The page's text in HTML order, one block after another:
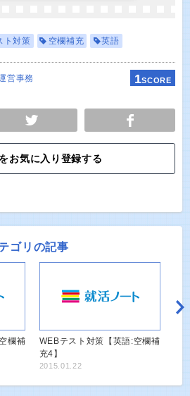
ト対策 空欄補充 英語
営事務
1SCORE
お気に入り登録する
ゴリの記事
欄補
WEBテスト対策【英語:空欄補
充4】
2015.01.22